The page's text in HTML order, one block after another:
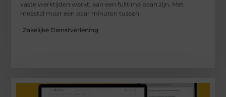
vaste werktijden werkt, kan een fulltime baan zijn. Met
meestal maar een paar minuten tussen
Zakelijke Dienstverlening